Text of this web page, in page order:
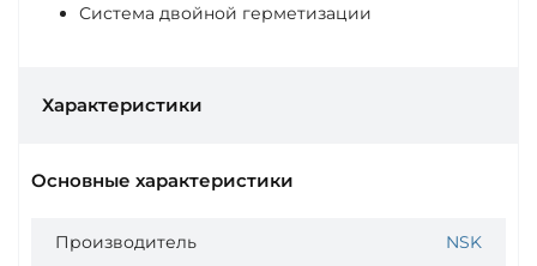
Система двойной герметизации
Характеристики
Основные характеристики
Производитель NSK